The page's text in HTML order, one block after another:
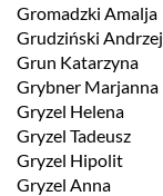
Gromadzki Amalja
Grudziński Andrzej
Grun Katarzyna
Grybner Marjanna
Gryzel Helena
Gryzel Tadeusz
Gryzel Hipolit
Gryzel Anna